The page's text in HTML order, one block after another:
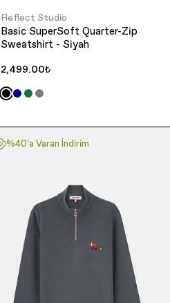
Reflect Studio
Basic SuperSoft Quarter-Zip
Sweatshirt - Siyah
2,499.00₺
%40'a Varan İndirim